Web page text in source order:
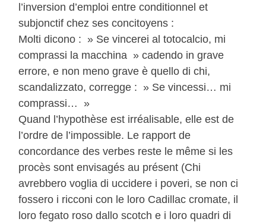
l’inversion d’emploi entre conditionnel et
subjonctif chez ses concitoyens :
Molti dicono : » Se vincerei al totocalcio, mi
comprassi la macchina » cadendo in grave
errore, e non meno grave è quello di chi,
scandalizzato, corregge : » Se vincessi… mi
comprassi… »
Quand l’hypothèse est irréalisable, elle est de
l’ordre de l’impossible. Le rapport de
concordance des verbes reste le même si les
procès sont envisagés au présent (Chi
avrebbero voglia di uccidere i poveri, se non ci
fossero i ricconi con le loro Cadillac cromate, il
loro fegato roso dallo scotch e i loro quadri di